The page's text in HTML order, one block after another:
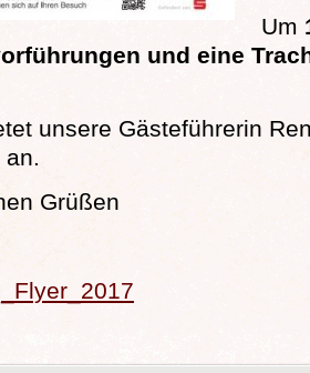
Um
und eine
unsere Gästeführerin
an.
Grüßen